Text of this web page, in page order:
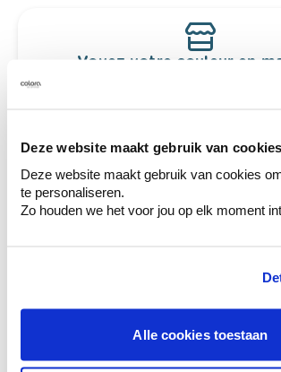
Deze website maakt gebruik van cookies
Deze website maakt gebruik van cookies
te personaliseren.
Zo houden we het voor jou op elk moment
Alle cookies toestaan
Voyez votre couleur en
Découvrez des échantillons
votre couleur.
Obtenez des conseils
combinaison de couleurs.
Conseil couleur à
en couleur.